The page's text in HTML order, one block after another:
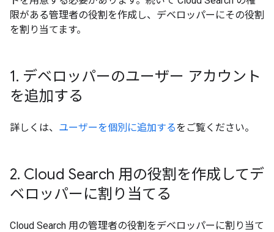
限がある管理者の役割を作成し、デベロッパーにその役割
を割り当てます。
1. デベロッパーのユーザー アカウント
を追加する
詳しくは、 ユーザーを個別に追加するをご覧ください。
2. Cloud Search 用の役割を作成してデ
ベロッパーに割り当てる
Cloud Search 用の管理者の役割をデベロッパーに割り当て